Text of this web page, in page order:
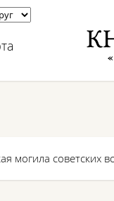
могила советских